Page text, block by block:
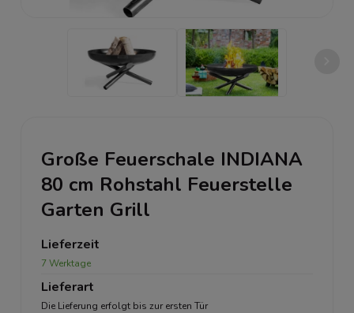
Große Feuerschale INDIANA
80 cm Rohstahl Feuerstelle
Garten Grill
Lieferzeit
7 Werktage
Lieferart
Die Lieferung erfolgt bis zur ersten Tür